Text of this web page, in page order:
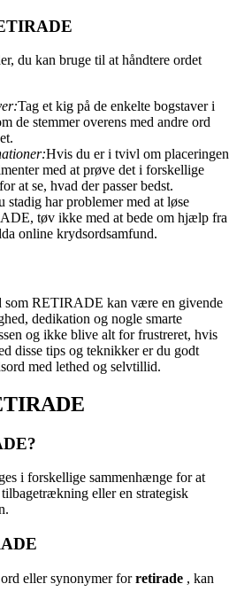
du kan bruge til at håndtere ordet
Tag et kig på de enkelte bogstaver i
de stemmer overens med andre ord
Hvis du er i tvivl om placeringen
med at prøve det i forskellige
at se, hvad der passer bedst.
stadig har problemer med at løse
tøv ikke med at bede om hjælp fra
online krydsordsamfund.
som RETIRADE kan være en givende
dedikation og nogle smarte
og ikke blive alt for frustreret, hvis
disse tips og teknikker er du godt
med lethed og selvtillid.
i forskellige sammenhænge for at
eller en strategisk
eller synonymer forretirade , kan